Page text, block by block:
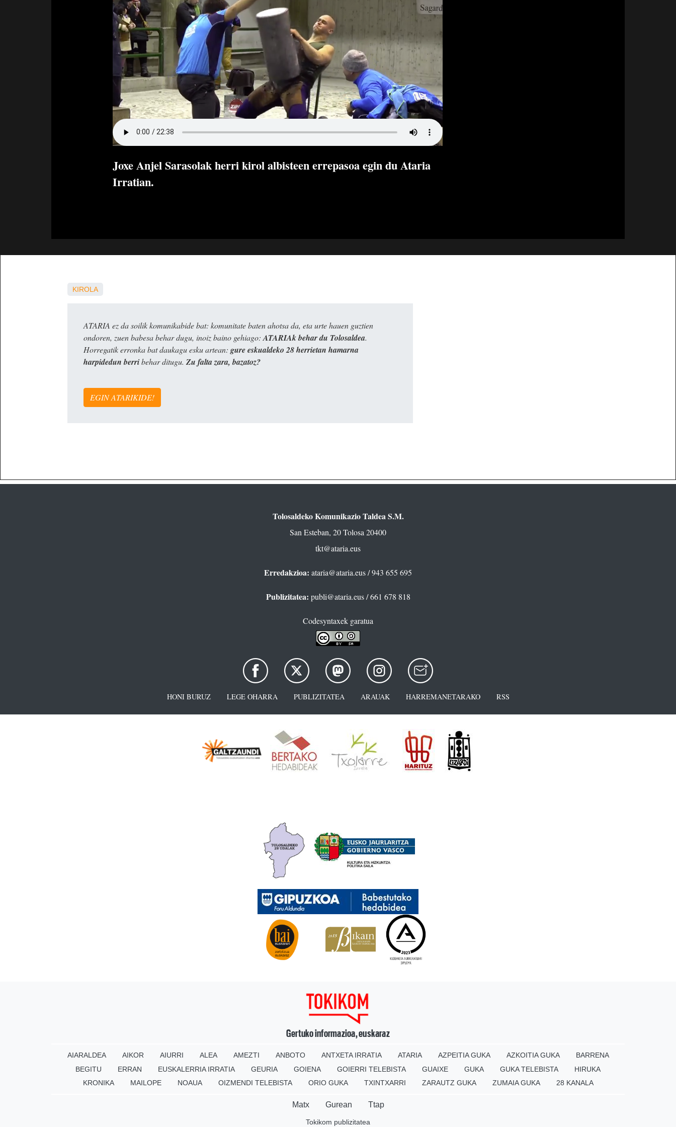
Joxe Anjel Sarasolak herri kirol albisteen errepasoa egin du Ataria
Irratian.
KIROLA
ATARIA ez da soilik komunikabide bat: komunitate baten ahotsa da, eta urte hauen guztien
ondoren, zuen babesa behar dugu, inoiz baino gehiago: ATARIAk behar du Tolosaldea.
Horregatik erronka bat daukagu esku artean: gure eskualdeko 28 herrietan hamarna
harpidedun berribehar ditugu. Zu falta zara, bazatoz?
EGIN ATARIKIDE!
Tolosaldeko Komunikazio Taldea S.M.
San Esteban, 20 Tolosa 20400
tkt@ataria.eus
Erredakzioa: ataria@ataria.eus/ 943 655 695
Publizitatea: publi@ataria.eus/ 661 678 818
Codesyntaxek garatua
HONI BURUZ LEGE OHARRA PUBLIZITATEA ARAUAK HARREMANETARAKO RSS
Gertuko informazioa, euskaraz
AIARALDEA AIKOR AIURRI ALEA AMEZTI ANBOTO ANTXETA IRRATIA ATARIA AZPEITIA GUKA AZKOITIA GUKA
BARRENA
BEGITU
ERRAN EUSKALERRIA IRRATIA GEURIA GOIENA GOIERRI TELEBISTA GUAIXE GUKA GUKA TELEBISTA
HIRUKA
KRONIKA
MAILOPE NOAUA OIZMENDI TELEBISTA ORIO GUKA TXINTXARRI ZARAUTZ GUKA ZUMAIA GUKA 28 KANALA
Matx Gurean Ttap
Tokikom publizitatea